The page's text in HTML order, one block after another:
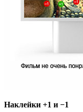
Наклейки +1 и −1